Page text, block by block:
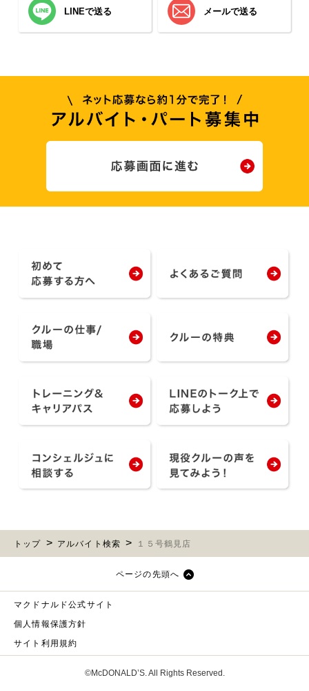
LINEで送る メールで送る
トップ アルバイト検索 １５号鶴見店
ページの先頭へ
マクドナルド公式サイト
個人情報保護方針
サイト利用規約
©McDONALD’S. All Rights Reserved.